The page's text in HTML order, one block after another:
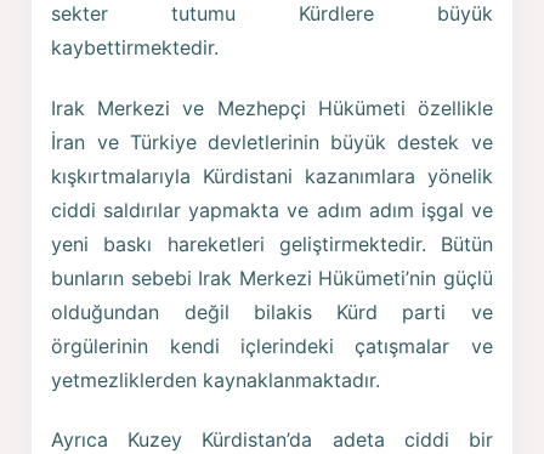
sekter tutumu Kürdlere büyük
kaybettirmektedir.
Irak Merkezi ve Mezhepçi Hükümeti özellikle
İran ve Türkiye devletlerinin büyük destek ve
kışkırtmalarıyla Kürdistani kazanımlara yönelik
ciddi saldırılar yapmakta ve adım adım işgal ve
yeni baskı hareketleri geliştirmektedir. Bütün
bunların sebebi Irak Merkezi Hükümeti’nin güçlü
olduğundan değil bilakis Kürd parti ve
örgülerinin kendi içlerindeki çatışmalar ve
yetmezliklerden kaynaklanmaktadır.
Ayrıca Kuzey Kürdistan’da adeta ciddi bir